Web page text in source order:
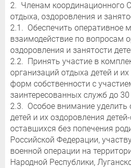
2. Членам координационного
отдыха, оздоровления и
2.1. Обеспечить оперативное
взаимодействие по вопросам
оздоровления и занятости
2.2. Принять участие в
организаций отдыха детей и
форм собственности с
заинтересованных служб до
2.3. Особое внимание уделить
детей и их оздоровления
оставшихся без попечения
Российской Федерации,
военной операции на
Народной Республики,